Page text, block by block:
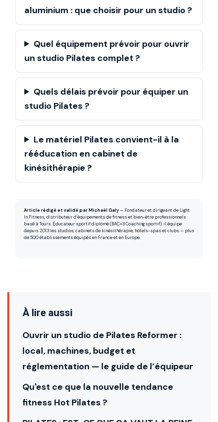
aluminium : que choisir pour un studio ?
Quel équipement prévoir pour ouvrir
un studio Pilates complet ?
Quels délais prévoir pour équiper un
studio Pilates ?
Le matériel Pilates convient-il à la
rééducation en cabinet de
kinésithérapie ?
Article rédigé et validé par Michaël Galy— Fondateur et dirigeant de Light
In Fitness, distributeur d’équipements de fitness et bien-être professionnels
basé à Tours. Éducateur sportif diplômé (BAC+3 Coaching sportif), il équipe
depuis 2013 les studios, cabinets de kinésithérapie, hôtels-spas et clubs — plus
de 500 établissements équipés en France et en Europe.
À lire aussi
Ouvrir un studio de Pilates Reformer :
local, machines, budget et
réglementation — le guide de l’équipeur
Qu'est ce que la nouvelle tendance
fitness Hot Pilates ?